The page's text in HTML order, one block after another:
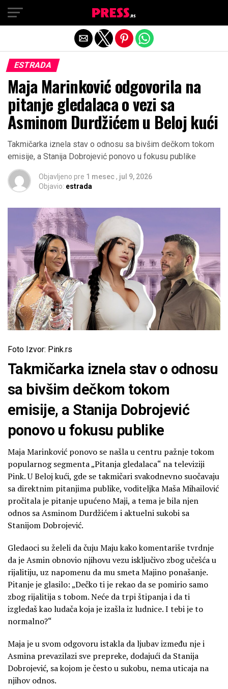
ESTRADA
Maja Marinković odgovorila na
pitanje gledalaca o vezi sa
Asminom Durdžićem u Beloj kući
Takmičarka iznela stav o odnosu sa bivšim dečkom tokom
emisije, a Stanija Dobrojević ponovo u fokusu publike
Objavljeno pre 1 mesec , jul 9, 2026
Objavio: estrada
Foto Izvor: Pink.rs
Takmičarka iznela stav o odnosu
sa bivšim dečkom tokom
emisije, a Stanija Dobrojević
ponovo u fokusu publike
Maja Marinković ponovo se našla u centru pažnje tokom
popularnog segmenta „Pitanja gledalaca“ na televiziji
Pink. U Beloj kući, gde se takmičari svakodnevno suočavaju
sa direktnim pitanjima publike, voditeljka Maša Mihailović
pročitala je pitanje upućeno Maji, a tema je bila njen
odnos sa Asminom Durdžićem i aktuelni sukobi sa
Stanijom Dobrojević.
Gledaoci su želeli da čuju Maju kako komentariše tvrdnje
da je Asmin obnovio njihovu vezu isključivo zbog učešća u
rijalitiju, uz napomenu da mu smeta Majino ponašanje.
Pitanje je glasilo: „Dečko ti je rekao da se pomirio samo
zbog rijalitija s tobom. Neće da trpi štipanja i da ti
izgledaš kao ludača koja je izašla iz ludnice. I tebi je to
normalno?“
Maja je u svom odgovoru istakla da ljubav između nje i
Asmina prevazilazi sve prepreke, dodajući da Stanija
Dobrojević, sa kojom je često u sukobu, nema uticaja na
njihov odnos.
Exit mobile version